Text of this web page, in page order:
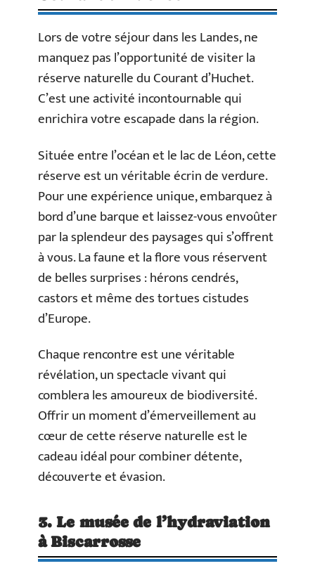
Lors de votre séjour dans les Landes, ne
manquez pas l’opportunité de visiter la
réserve naturelle du Courant d’Huchet.
C’est une activité incontournable qui
enrichira votre escapade dans la région.
Située entre l’océan et le lac de Léon, cette
réserve est un véritable écrin de verdure.
Pour une expérience unique, embarquez à
bord d’une barque et laissez-vous envoûter
par la splendeur des paysages qui s’offrent
à vous. La faune et la flore vous réservent
de belles surprises : hérons cendrés,
castors et même des tortues cistudes
d’Europe.
Chaque rencontre est une véritable
révélation, un spectacle vivant qui
comblera les amoureux de biodiversité.
Offrir un moment d’émerveillement au
cœur de cette réserve naturelle est le
cadeau idéal pour combiner détente,
découverte et évasion.
3. Le musée de l’hydraviation
à Biscarrosse